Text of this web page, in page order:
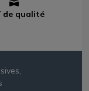
de qualité